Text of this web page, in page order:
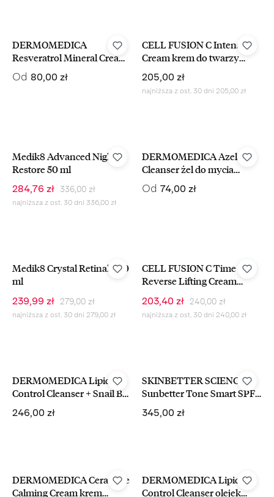
DERMOMEDICA
Resveratrol Mineral Cream
SPF 30 mineralny krem
przeciwzmarszczkowy SPF
Cena regularna:
Od 80,00 zł
CELL FUSION C Intensive
Cream krem do twarzy
Cena regularna:
205,00 zł
najniższa z ost. 30 dni 205,00 zł
Medik8 Advanced Night
Restore 50 ml
Cena sprzedaży:
284,76 zł Cena regularna:
336,00 zł
najniższa z ost. 30 dni 336,00 zł
DERMOMEDICA Azelaic
Cleanser żel do mycia
twarzy z kwasem
azelainowym
Cena regularna:
Od 74,00 zł
Medik8 Crystal Retinal 3 30
ml
Cena sprzedaży:
239,99 zł Cena regularna:
279,00 zł
najniższa z ost. 30 dni 279,00 zł
CELL FUSION C Time
Reverse Lifting Cream
przeciwstarzeniowy 50 ml
Cena sprzedaży:
203,40 zł Cena regularna:
240,00 zł
najniższa z ost. 30 dni 240,00 zł
DERMOMEDICA Lipid
Control Cleanser + Snail B5
pianka do mycia twarzy 2 x
Cena regularna:
246,00 zł
SKINBETTER SCIENCE
Sunbetter Tone Smart SPF
mineralny w kompakcie 12g
Cena regularna:
345,00 zł
DERMOMEDICA Ceramide
Calming Cream krem
DERMOMEDICA Lipid
Control Cleanser olejek